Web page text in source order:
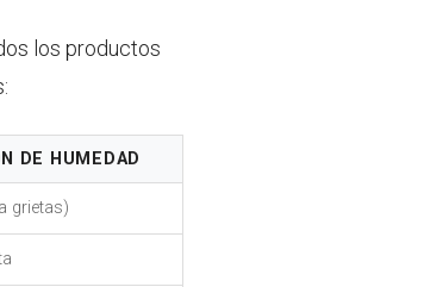
los productos
DE HUMEDAD
grietas)